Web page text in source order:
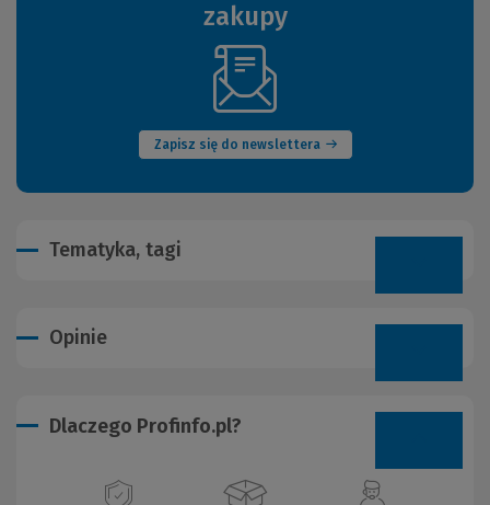
zakupy
Zapisz się do newslettera
(Nowe
okno)
Tematyka, tagi
Opinie
Dlaczego Profinfo.pl?